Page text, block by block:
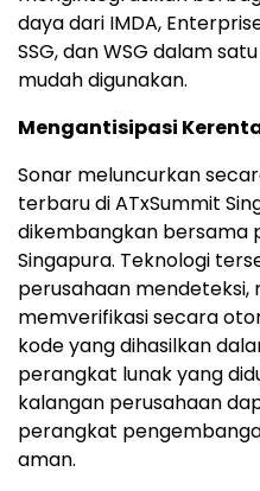
daya dari IMDA,
SSG, dan WSG dalam
mudah digunakan.
Mengantisipasi
Sonar meluncurkan
terbaru di ATxSummit
dikembangkan bersama
Singapura. Teknologi
perusahaan mendeteksi,
memverifikasi secara
kode yang dihasilkan
perangkat lunak yang
kalangan perusahaan
perangkat
aman.